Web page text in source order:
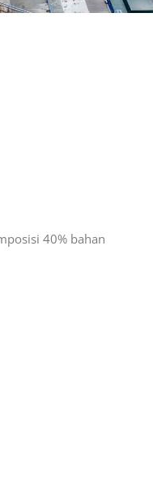
40% bahan